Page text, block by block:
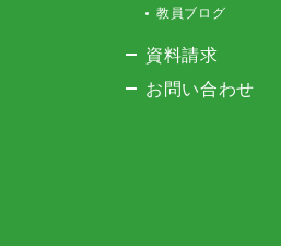
教員ブログ
資料請求
お問い合わせ